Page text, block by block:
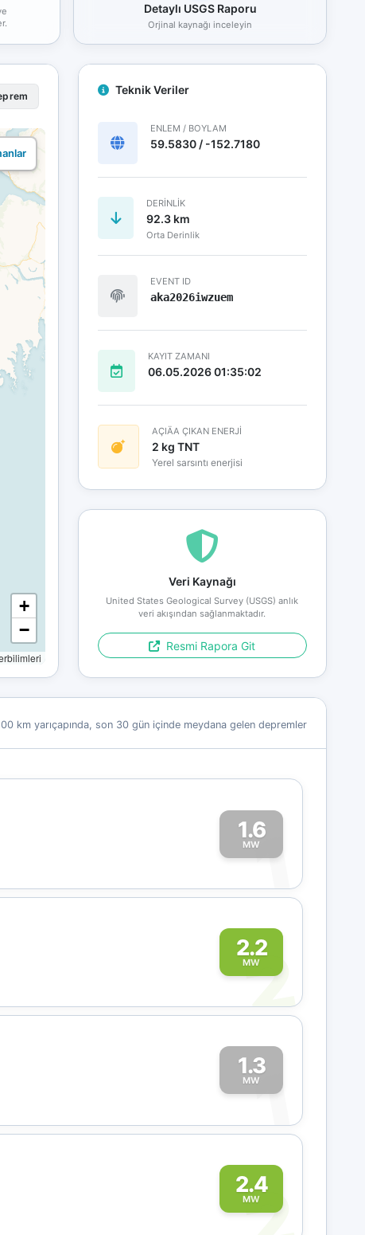
Detaylı USGS Raporu
Orjinal kaynağı inceleyin
+
−
Teknik Veriler
ENLEM / BOYLAM
59.5830 / -152.7180
DERINLIK
92.3 km
Orta Derinlik
EVENT ID
aka2026iwzuem
KAYIT ZAMANI
06.05.2026 01:35:02
AÇIÄA ÇIKAN ENERJİ
2 kg TNT
Yerel sarsıntı enerjisi
Veri Kaynağı
United States Geological Survey (USGS) anlık
veri akışından sağlanmaktadır.
Resmi Rapora Git
km yarıçapında, son 30 gün içinde meydana gelen depremler
1.6
MW
1
2.2
MW
2
1.3
MW
1
2.4
MW